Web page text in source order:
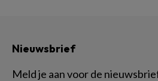
Nieuwsbrief
Meld je aan voor de